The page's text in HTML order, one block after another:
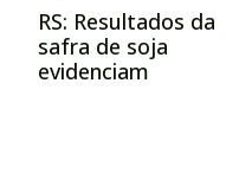
RS: Resultados da
safra de soja
evidenciam